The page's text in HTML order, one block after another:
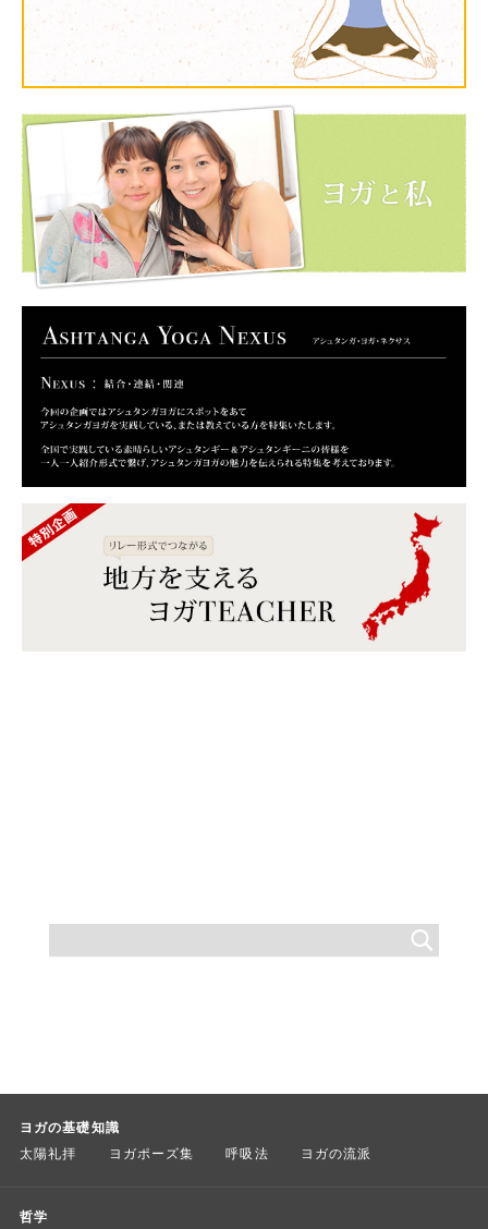
ヨガの基礎知識
太陽礼拝 ヨガポーズ集 呼吸法 ヨガの流派
哲学